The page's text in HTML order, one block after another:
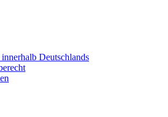
Deutschlands